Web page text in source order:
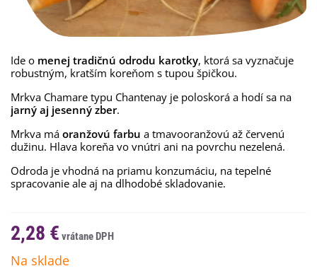
Ide o menej tradičnú odrodu karotky, ktorá sa vyznačuje
robustným, kratším koreňom s tupou špičkou.
Mrkva Chamare typu Chantenay je poloskorá a hodí sa na
jarný aj jesenný zber.
Mrkva má oranžovú farbu a tmavooranžovú až červenú
dužinu. Hlava koreňa vo vnútri ani na povrchu nezelená.
Odroda je vhodná na priamu konzumáciu, na tepelné
spracovanie ale aj na dlhodobé skladovanie.
2,28 €
Na sklade